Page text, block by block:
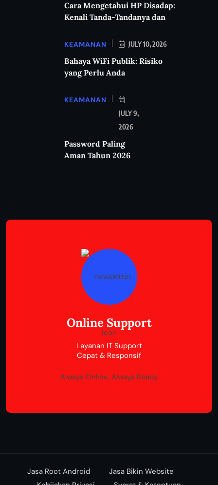
Cara Mengetahui HP Disadap:
Kenali Tanda-Tandanya dan
KEAMANAN JULY 10, 2026
Bahaya WiFi Publik: Risiko
yang Perlu Anda
KEAMANAN
JULY 9,
2026
Password Paling
Aman Tahun 2026
Online Support
Layanan IT Support
Cepat & Responsif
Always Online, Always Ready
Jasa Root Android
Jasa Bikin Website